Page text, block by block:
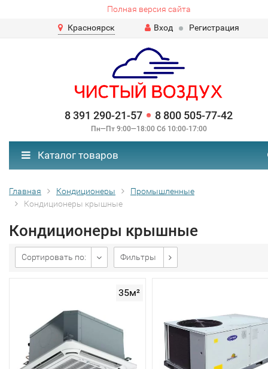
Полная версия сайта
Красноярск
Вход Регистрация
8 391 290-21-57 8 800 505-77-42
Пн—Пт 9:00—18:00 Сб 10:00-17:00
Каталог товаров
Главная Кондиционеры
Промышленные
Кондиционеры крышные
Кондиционеры крышные
Сортировать по: Фильтры
35м²